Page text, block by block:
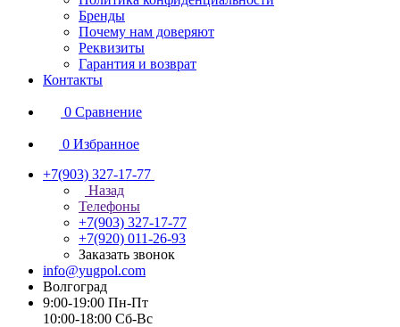
Бренды
Почему нам доверяют
Реквизиты
Гарантия и возврат
Контакты
0 Сравнение
0 Избранное
+7(903) 327-17-77
Назад
Телефоны
+7(903) 327-17-77
+7(920) 011-26-93
Заказать звонок
info@yugpol.com
Волгоград
9:00-19:00 Пн-Пт
10:00-18:00 Cб-Вс